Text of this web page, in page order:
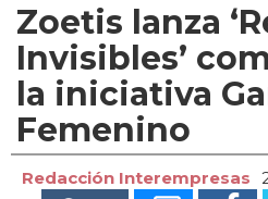
Zoetis lanza
Invisibles’
la iniciativa
Femenino
Redacción Interempresas